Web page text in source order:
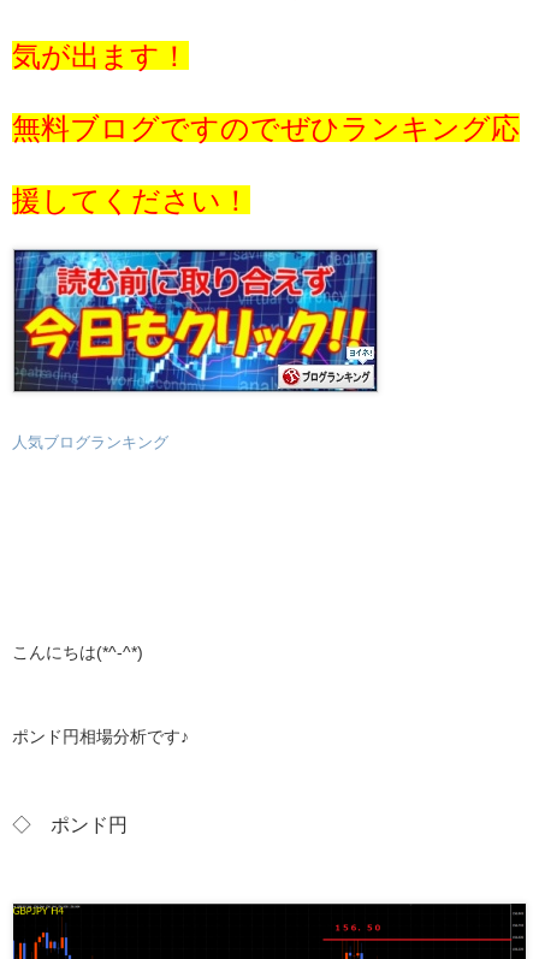
気が出ます！
無料ブログですのでぜひランキング応
援してください！
人気ブログランキング
こんにちは(*^-^*)
ポンド円相場分析です♪
◇ ポンド円